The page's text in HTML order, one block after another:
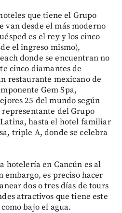
que tiene el Grupo
van desde el más moderno
es el rey y los cinco
el ingreso mismo),
donde se encuentran no
cinco diamantes de
restaurante mexicano de
Gem Spa,
25 del mundo según
representante del Grupo
hasta el hotel familiar
triple A, donde se celebra
hotelería en Cancún es al
es preciso hacer
dos o tres días de tours
atractivos que tiene este
bajo el agua.